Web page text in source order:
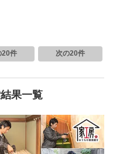
20件 次の20件
果一覧